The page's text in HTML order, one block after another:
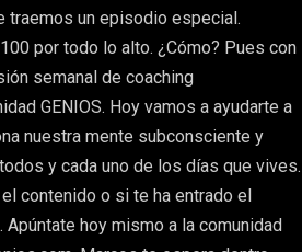
traemos un episodio especial.
por todo lo alto. ¿Cómo? Pues con
semanal de coaching
GENIOS. Hoy vamos a ayudarte a
nuestra mente subconsciente y
y cada uno de los días que vives.
contenido o si te ha entrado el
hoy mismo a la comunidad